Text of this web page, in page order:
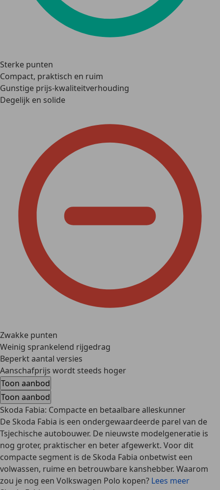
Sterke punten
Compact, praktisch en ruim
Gunstige prijs-kwaliteitverhouding
Degelijk en solide
Zwakke punten
Weinig sprankelend rijgedrag
Beperkt aantal versies
Aanschafprijs wordt steeds hoger
Toon aanbod
Toon aanbod
Skoda Fabia: Compacte en betaalbare alleskunner
De Skoda Fabia is een ondergewaardeerde parel van de
Tsjechische autobouwer. De nieuwste modelgeneratie is
nog groter, praktischer en beter afgewerkt. Voor dit
compacte segment is de Skoda Fabia onbetwist een
volwassen, ruime en betrouwbare kanshebber. Waarom
zou je nog een Volkswagen Polo kopen? Lees meer